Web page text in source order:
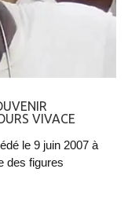
VIVACE
le 9 juin 2007 à
des figures